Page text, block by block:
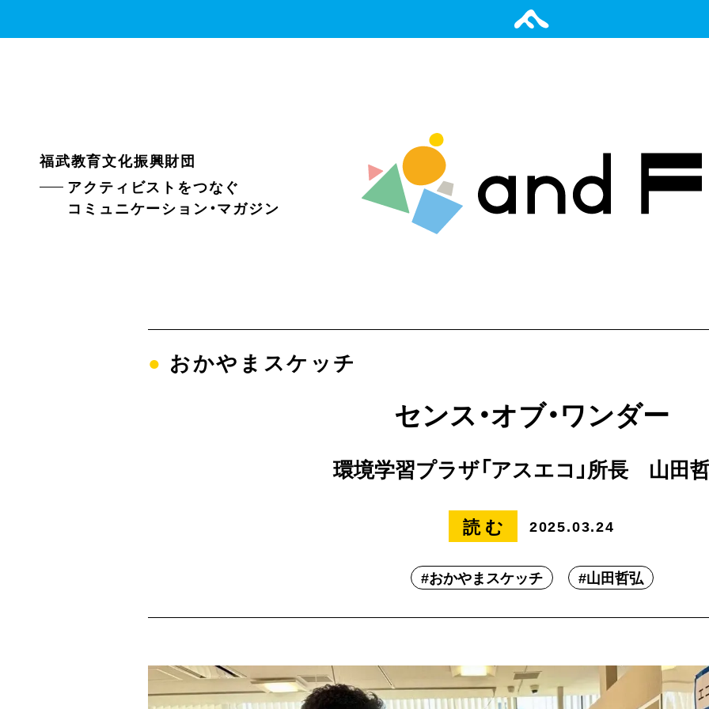
福武教育文化振興財団
アクティビストをつなぐ
コミュニケーション・マガジン
● おかやまスケッチ
センス・オブ・ワンダー
環境学習プラザ「アスエコ」所長 山田
読む 2025.03.24
#おかやまスケッチ #山田哲弘